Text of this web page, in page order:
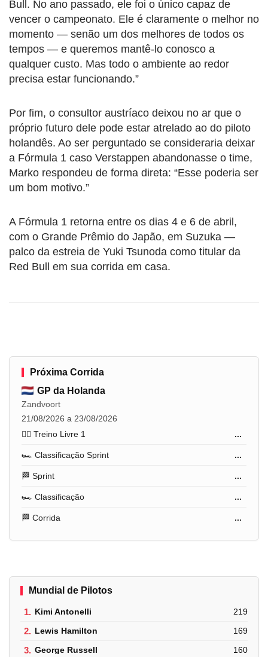
Bull. No ano passado, ele foi o único capaz de
vencer o campeonato. Ele é claramente o melhor no
momento — senão um dos melhores de todos os
tempos — e queremos mantê-lo conosco a
qualquer custo. Mas todo o ambiente ao redor
precisa estar funcionando.”
Por fim, o consultor austríaco deixou no ar que o
próprio futuro dele pode estar atrelado ao do piloto
holandês. Ao ser perguntado se consideraria deixar
a Fórmula 1 caso Verstappen abandonasse o time,
Marko respondeu de forma direta: “Esse poderia ser
um bom motivo.”
A Fórmula 1 retorna entre os dias 4 e 6 de abril,
com o Grande Prêmio do Japão, em Suzuka —
palco da estreia de Yuki Tsunoda como titular da
Red Bull em sua corrida em casa.
Próxima Corrida
GP da Holanda
Zandvoort
21/08/2026 a 23/08/2026
🏋️‍♂️ Treino Livre 1
...
🏎️ Classificação Sprint ...
🏁 Sprint ...
🏎️ Classificação ...
🏁 Corrida ...
Mundial de Pilotos
1. Kimi Antonelli 219
2. Lewis Hamilton 169
3. George Russell 160